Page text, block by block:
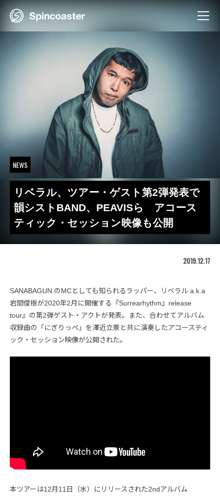
Skip
NEWS
リベラル、ツアー・ゲスト第2弾発表で
韻シストBAND、PEAVISら アコース
ティック・セッション映像も公開
2019.12.17
SANABAGUN.のMCとしても知られるラッパー、リベラル a.k.a
岩間俊樹が2020年2月に開催する『Surrearhythm』release
tour』の第2弾ゲスト・アクトが発表。また、合わせてアルバム
収録曲の「にぎりっぺ」を澤近立景と共に演奏したアコースティ
ック・セッション映像が公開された。
本ツアーは12月11日（水）にリリースされた2ndアルバム